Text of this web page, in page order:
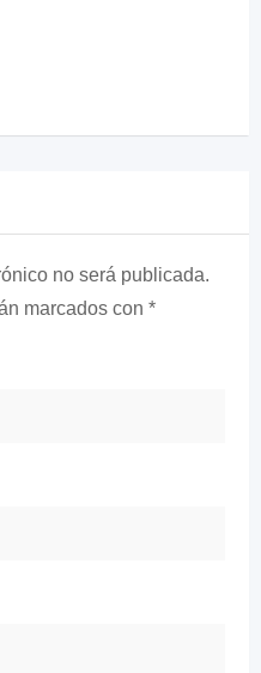
no será publicada.
marcados con *